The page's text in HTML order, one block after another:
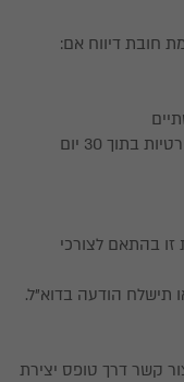
חובת דיווח אם:
במקרים אלו – נדרש דיווח לרשות להגנת הפרטיות בתוך 30 יום
זו בהתאם לצורכי
תישלח הודעה בדוא"ל.
קשר דרך טופס יצירת